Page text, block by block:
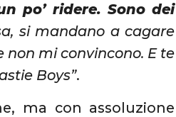
po’ ridere. Sono dei
si mandano a cagare
mi convincono. E te
Boys”.
ma con assoluzione